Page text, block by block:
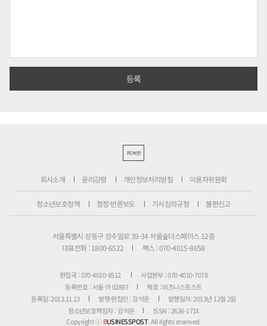
PC버전
회사소개 윤리강령 개인정보처리방침 이용자위원회
청소년보호정책 정정·반론보도 기사심의규정 불편신고
서울특별시 성동구 성수일로 39-34 서울숲더스페이스 12층
대표전화 : 1800-6522
팩스 : 070-4015-8658
편집국 : 070-4010-8512
사업본부 : 070-4010-7078
등록번호 : 서울 아 02897
제호 : 비즈니스포스트
등록일: 2013.11.13
발행·편집인 : 강석운
발행일자: 2013년 12월 2일
청소년보호책임자 : 강석운
ISSN : 2636-171X
Copyright ⓒBUSINESSPOST. All rights reserved.